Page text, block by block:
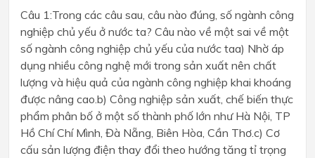
Câu 1:Trong các câu sau, câu nào đúng, số ngành công
nghiệp chủ yếu ở nước ta? Câu nào về một sai về một
số ngành công nghiệp chủ yếu của nước taa) Nhờ áp
dụng nhiều công nghệ mới trong sản xuất nên chất
lượng và hiệu quả của ngành công nghiệp khai khoáng
được nâng cao.b) Công nghiệp sản xuất, chế biến thực
phẩm phân bố ở một số thành phố lớn như Hà Nội, TP
Hồ Chí Chí Mình, Đà Nẵng, Biên Hòa, Cần Thơ.c) Cơ
cấu sản lượng điện thay đổi theo hướng tăng tỉ trọng